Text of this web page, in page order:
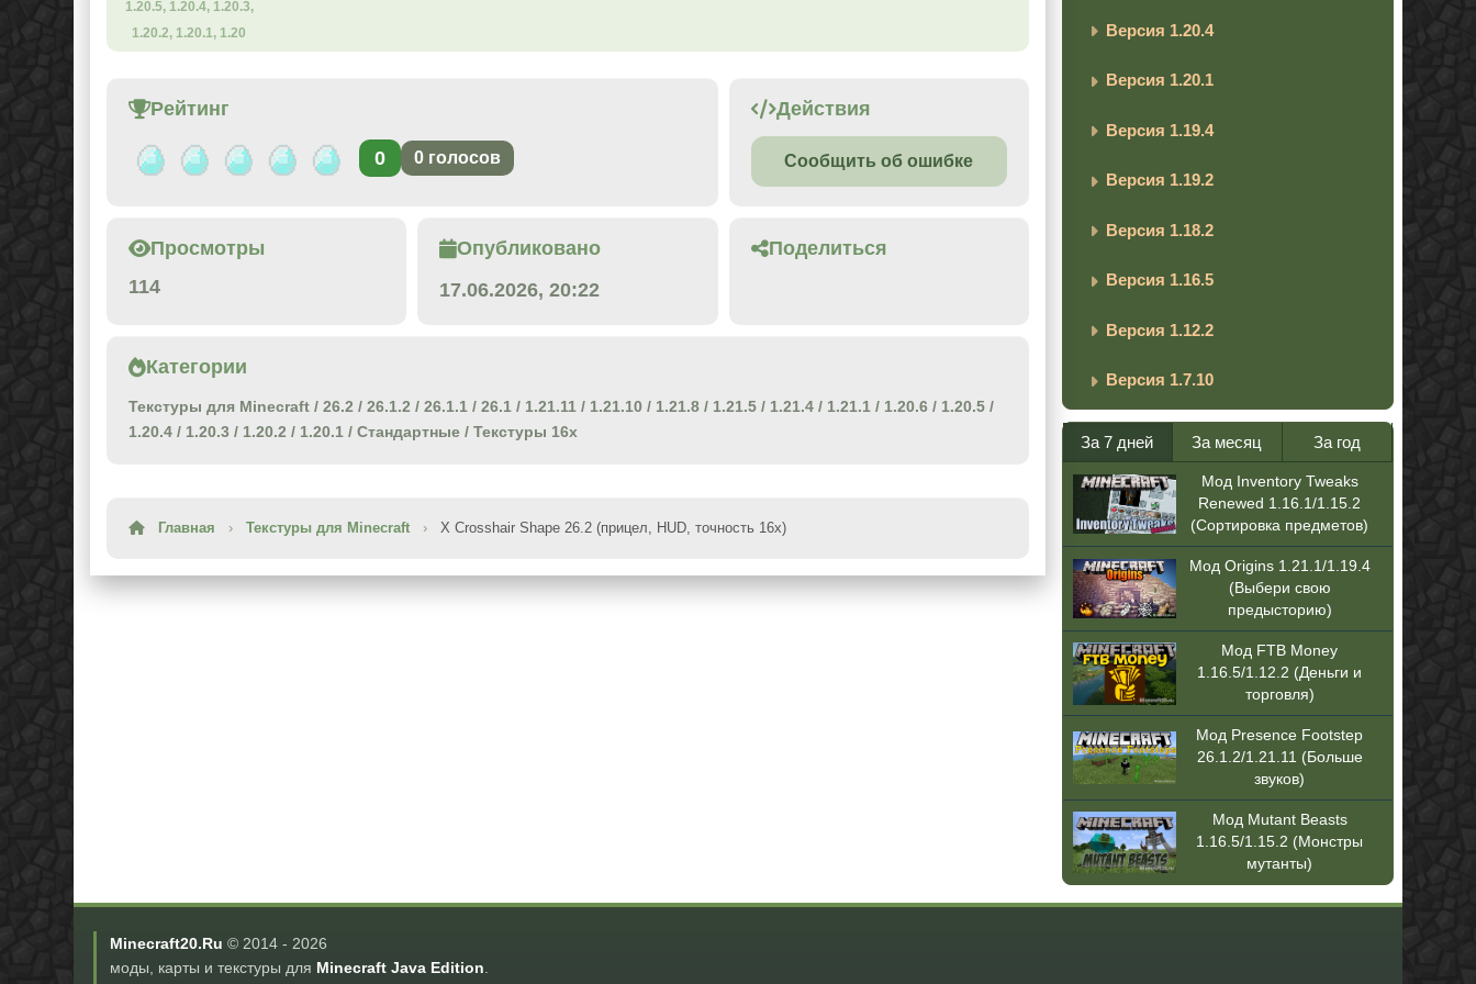
1.20.5, 1.20.4, 1.20.3,
1.20.2, 1.20.1, 1.20
Рейтинг
0 0 голосов
Действия
Сообщить об ошибке
Просмотры
114
Опубликовано
17.06.2026, 20:22
Поделиться
Категории
Текстуры для Minecraft / 26.2 / 26.1.2 / 26.1.1 / 26.1 / 1.21.11 / 1.21.10 / 1.21.8 / 1.21.5 / 1.21.4 / 1.21.1 / 1.20.6 / 1.20.5 /
1.20.4 / 1.20.3 / 1.20.2 / 1.20.1 / Стандартные / Текстуры 16x
Главная › Текстуры для Minecraft › X Crosshair Shape 26.2 (прицел, HUD, точность 16x)
Версия 1.20.4
Версия 1.20.1
Версия 1.19.4
Версия 1.19.2
Версия 1.18.2
Версия 1.16.5
Версия 1.12.2
Версия 1.7.10
За 7 дней За месяц За год
Мод Inventory Tweaks
Renewed 1.16.1/1.15.2
(Сортировка предметов)
Мод Origins 1.21.1/1.19.4
(Выбери свою
предысторию)
Мод FTB Money
1.16.5/1.12.2 (Деньги и
торговля)
Мод Presence Footstep
26.1.2/1.21.11 (Больше
звуков)
Мод Mutant Beasts
1.16.5/1.15.2 (Монстры
мутанты)
Minecraft20.Ru © 2014 - 2026
моды, карты и текстуры для Minecraft Java Edition